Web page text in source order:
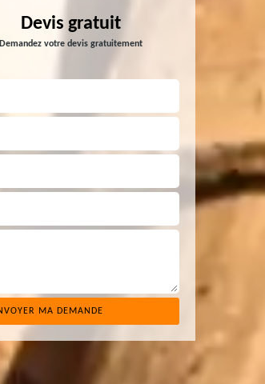
Devis gratuit
Demandez votre devis gratuitement